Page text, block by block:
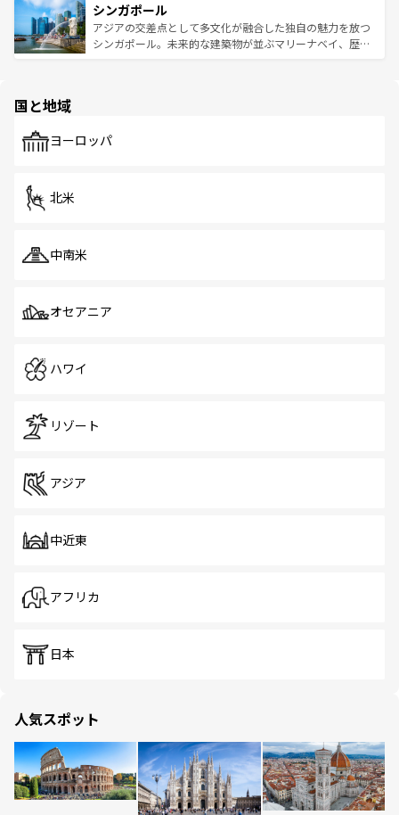
参照してほしい。
激する。気候は一年中温暖で、どの季節にも異なる楽しみ
が待っている。親しみやすいタイの人々、仏教を中心とし
た文化、そして多様な観光資源が、訪れる旅人を魅了し続
み、どこを訪れても感動するはず。観光スポットが密集し
ており、効率よく見どころを回れるのも魅力。息をのむよ
うな絶景から文化的な体験まで、香港を存分に楽しみ尽く
シンガポール
アジアの交差点として多文化が融合した独自の魅力を放つ
シンガポール。未来的な建築物が並ぶマリーナベイ、歴史
で、ホーカーズは地元の風情を楽しめる外せないスポット
国と地域
ヨーロッパ
北米
中南米
オセアニア
ハワイ
リゾート
アジア
中近東
アフリカ
日本
人気スポット